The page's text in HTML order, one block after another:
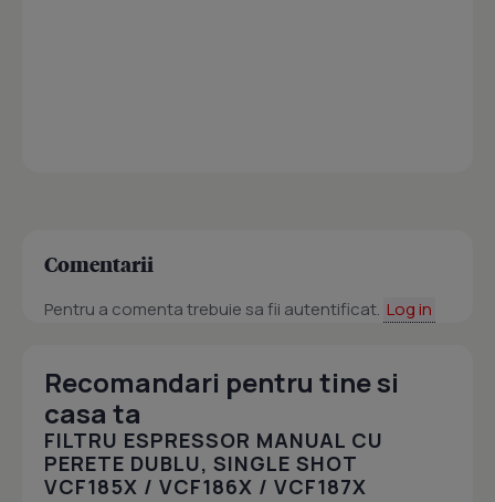
Comentarii
Pentru a comenta trebuie sa fii autentificat. Log in
Recomandari pentru tine si
casa ta
FILTRU ESPRESSOR MANUAL CU
PERETE DUBLU, SINGLE SHOT
VCF185X / VCF186X / VCF187X